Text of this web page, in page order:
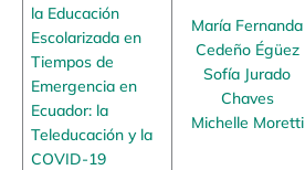
la Educación
Escolarizada en
Tiempos de
Emergencia en
Ecuador: la
Teleducación y la
COVID-19
María Fernanda
Cedeño Égüez
Sofía Jurado
Chaves
Michelle Moretti